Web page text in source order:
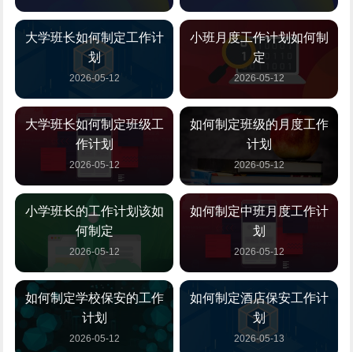
大学班长如何制定工作计
划
2026-05-12
小班月度工作计划如何制
定
2026-05-12
大学班长如何制定班级工
作计划
2026-05-12
如何制定班级的月度工作
计划
2026-05-12
小学班长的工作计划该如
何制定
2026-05-12
如何制定中班月度工作计
划
2026-05-12
如何制定学校保安的工作
计划
2026-05-12
如何制定酒店保安工作计
划
2026-05-13